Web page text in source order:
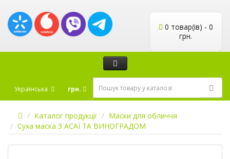
0 товар(ів) - 0
грн.
Українська грн.
Каталог продукції
Маски для обличчя
Суха маска З АСАЇ ТА ВИНОГРАДОМ